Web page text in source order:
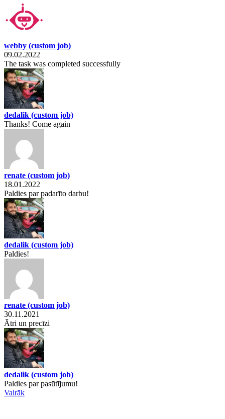
webby (custom job)
09.02.2022
The task was completed successfully
dedalik (custom job)
Thanks! Come again
renate (custom job)
18.01.2022
Paldies par padarīto darbu!
dedalik (custom job)
Paldies!
renate (custom job)
30.11.2021
Ātri un precīzi
dedalik (custom job)
Paldies par pasūtījumu!
Vairāk